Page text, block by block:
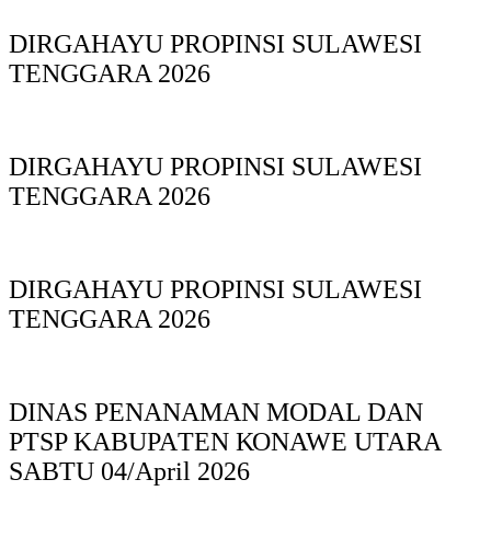
DIRGAHAYU PROPINSI SULAWESI
TENGGARA 2026
DIRGAHAYU PROPINSI SULAWESI
TENGGARA 2026
DIRGAHAYU PROPINSI SULAWESI
TENGGARA 2026
DINAS PΕΝΑΝΑΜAN MODAL DAN
PTSP KABUPAΤΕΝ ΚΟNAWE UTARA
SABTU 04/April 2026